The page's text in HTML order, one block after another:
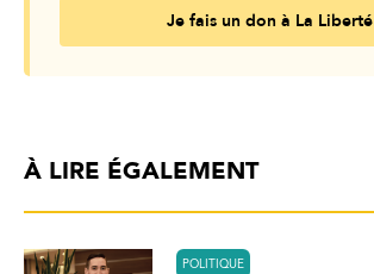
Je fais un don à La Liberté
À LIRE ÉGALEMENT
POLITIQUE